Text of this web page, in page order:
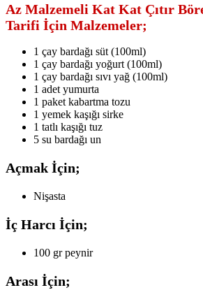
Az Malzemeli Kat Kat Çıtır
Tarifi İçin Malzemeler;
1 çay bardağı süt (100ml)
1 çay bardağı yoğurt (100ml)
1 çay bardağı sıvı yağ (100ml)
1 adet yumurta
1 paket kabartma tozu
1 yemek kaşığı sirke
1 tatlı kaşığı tuz
5 su bardağı un
Açmak İçin;
Nişasta
İç Harcı İçin;
100 gr peynir
Arası İçin;